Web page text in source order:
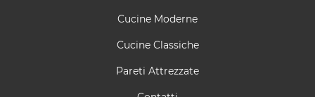
Cucine Moderne
Cucine Classiche
Pareti Attrezzate